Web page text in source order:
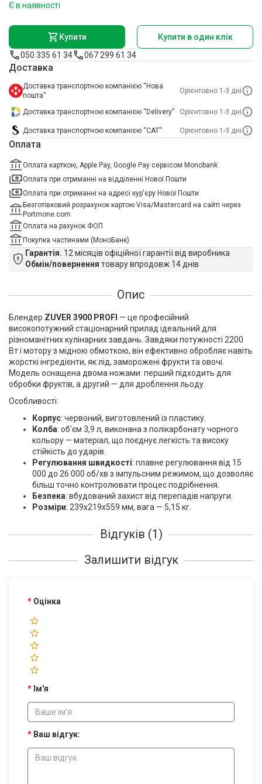
Є в наявності
Купити
Купити в один клік
050 335 61 34
067 299 61 34
Доставка
Доставка транспортною компанією “Нова
пошта”
Орієнтовно 1-3 дні
Доставка транспортною компанією “Delivery” Орієнтовно 1-3 дні
Доставка транспортною компанією “САТ” Орієнтовно 1-3 дні
Оплата
Оплата карткою, Apple Pay, Google Pay сервісом Monobank
Оплата при отриманні на відділенні Нової Пошти
Оплата при отриманні на адресі кур'єру Нової Пошти
Безготівковий розрахунок картою Visa/Mastercard на сайті через
Portmone.com
Оплата на рахунок ФОП
Покупка частинами (МоноБанк)
Гарантія. 12 місяців офіційної гарантії від виробника
Обмін/повернення товару впродовж 14 днів
Опис
Блендер ZUVER 3900 PROFI — це професійний
високопотужний стаціонарний прилад ідеальний для
різноманітних кулінарних завдань. Завдяки потужності 2200
Вт і мотору з мідною обмоткою, він ефективно обробляє навіть
жорсткі інгредієнти, як лід, заморожені фрукти та овочі.
Модель оснащена двома ножами: перший підходить для
обробки фруктів, а другий — для дроблення льоду.
Особливості:
Корпус: червоний, виготовлений із пластику.
Колба: об'єм 3,9 л, виконана з полікарбонату чорного
кольору — матеріал, що поєднує легкість та високу
стійкість до ударів.
Регулювання швидкості: плавне регулювання від 15
000 до 26 000 об/хв з імпульсним режимом, що дозволяє
більш точно контролювати процес подрібнення.
Безпека: вбудований захист від перепадів напруги.
Розміри: 239х219х559 мм, вага — 5,15 кг.
Відгуків (1)
Залишити відгук
Оцінка
Ім'я
Ваш відгук: